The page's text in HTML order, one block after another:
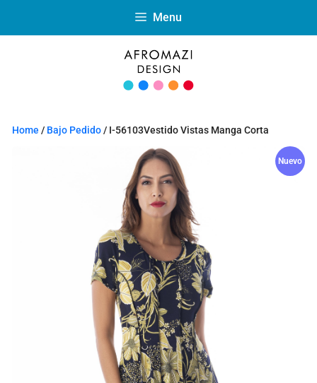
Menu
Home / Bajo Pedido/ I-56103Vestido Vistas Manga Corta
Nuevo